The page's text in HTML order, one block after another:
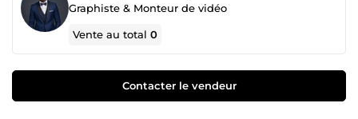
Graphiste & Monteur de vidéo
Vente au total0
Contacter le vendeur